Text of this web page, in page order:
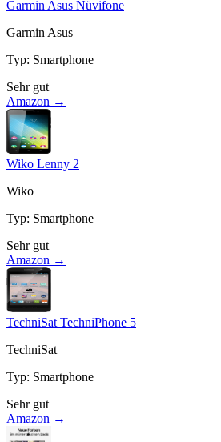
Garmin Asus Nüvifone
Garmin Asus
Typ: Smartphone
Sehr gut
Amazon →
Wiko Lenny 2
Wiko
Typ: Smartphone
Sehr gut
Amazon →
TechniSat TechniPhone 5
TechniSat
Typ: Smartphone
Sehr gut
Amazon →